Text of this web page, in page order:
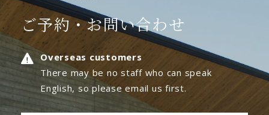
ご予約・お問い合わせ
Overseas customers
There may be no staff who can speak
English, so please email us first.